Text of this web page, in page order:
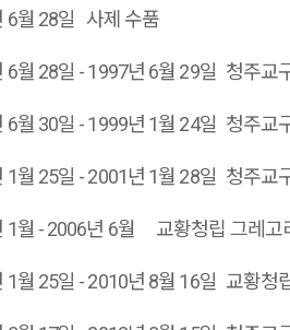
6월 28일 사제 수품
6월 28일 - 1997년 6월 29일 청주교
6월 30일 - 1999년 1월 24일 청주교
1월 25일 - 2001년 1월 28일 청주교
1월 - 2006년 6월 교황청립 그레고
1월 25일 - 2010년 8월 16일 교황청